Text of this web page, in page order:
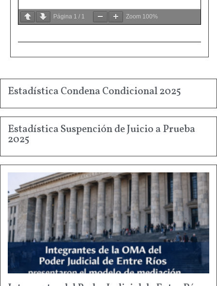
Página 1 / 1 Zoom 100%
Estadística Condena Condicional 2025
Estadística Suspención de Juicio a Prueba
2025